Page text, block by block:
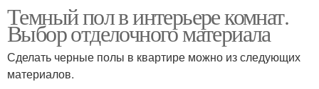
Темный пол в интерьере комнат.
Выбор отделочного материала
Сделать черные полы в квартире можно из следующих
материалов.